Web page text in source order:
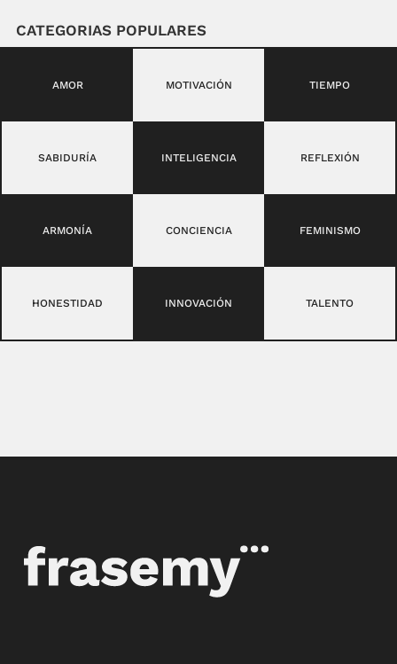
CATEGORIAS POPULARES
AMOR MOTIVACIÓN TIEMPO
SABIDURÍA INTELIGENCIA REFLEXIÓN
ARMONÍA CONCIENCIA FEMINISMO
HONESTIDAD INNOVACIÓN TALENTO